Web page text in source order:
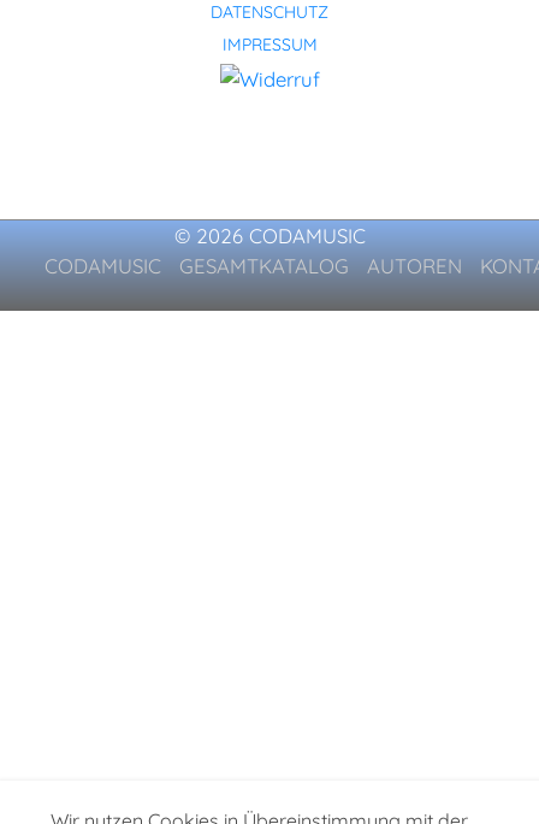
DATENSCHUTZ
IMPRESSUM
© 2026 CODAMUSIC
CODAMUSIC
GESAMTKATALOG AUTOREN